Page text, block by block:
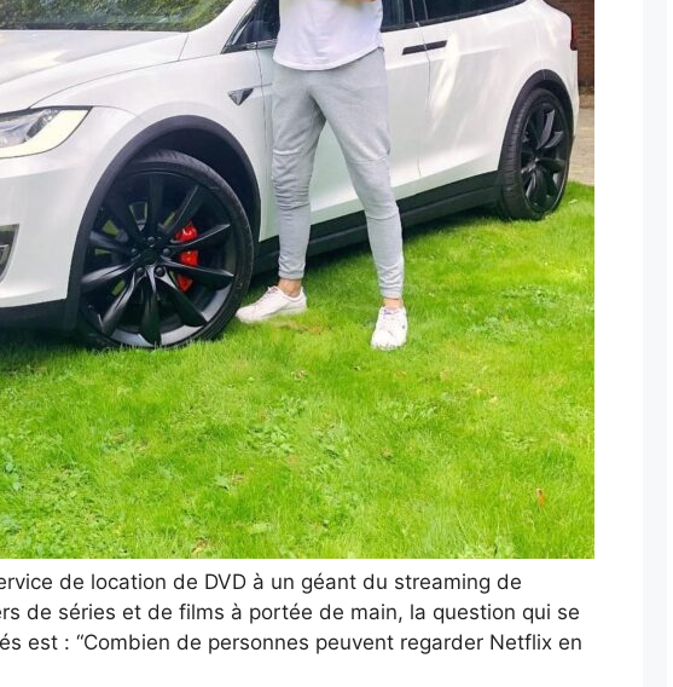
de location de DVD à un géant du streaming de
de séries et de films à portée de main, la question qui se
est : “Combien de personnes peuvent regarder Netflix en